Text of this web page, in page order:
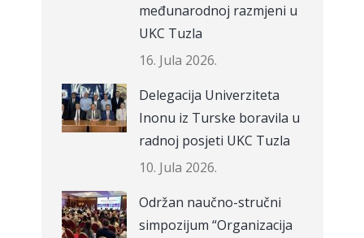
međunarodnoj razmjeni u
UKC Tuzla
16. Jula 2026.
Delegacija Univerziteta
Inonu iz Turske boravila u
radnoj posjeti UKC Tuzla
10. Jula 2026.
Održan naučno-stručni
simpozijum “Organizacija